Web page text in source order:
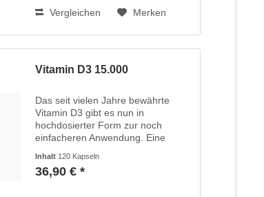
Vergleichen Merken
Vitamin D3 15.000
Das seit vielen Jahre bewährte
Vitamin D3 gibt es nun in
hochdosierter Form zur noch
einfacheren Anwendung. Eine
(Internationale Einheiten) Vitamin
D3 als wöchentliche Verzehrmenge.
Inhalt 120 Kapseln
36,90 € *